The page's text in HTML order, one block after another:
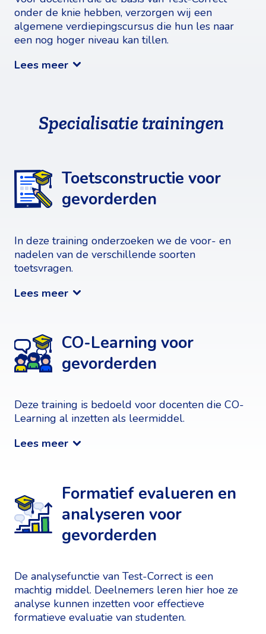
onder de knie hebben, verzorgen wij een
algemene verdiepingscursus die hun les naar
een nog hoger niveau kan tillen.
Lees meer
Specialisatie trainingen
Toetsconstructie voor
gevorderden
In deze training onderzoeken we de voor- en
nadelen van de verschillende soorten
toetsvragen.
Lees meer
CO-Learning voor
gevorderden
Deze training is bedoeld voor docenten die CO-
Learning al inzetten als leermiddel.
Lees meer
Formatief evalueren en
analyseren voor
gevorderden
De analysefunctie van Test-Correct is een
machtig middel. Deelnemers leren hier hoe ze
analyse kunnen inzetten voor effectieve
formatieve evaluatie van studenten.